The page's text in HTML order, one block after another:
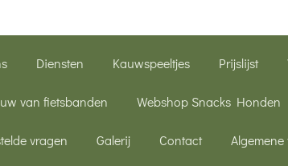
Diensten Kauwspeeltjes Prijslijst
van fietsbanden Webshop Snacks Honden
vragen Galerij Contact